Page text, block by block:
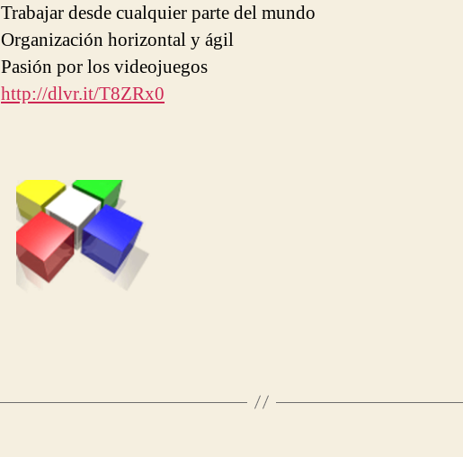
Trabajar desde cualquier parte del mundo
Organización horizontal y ágil
Pasión por los videojuegos
http://dlvr.it/T8ZRx0